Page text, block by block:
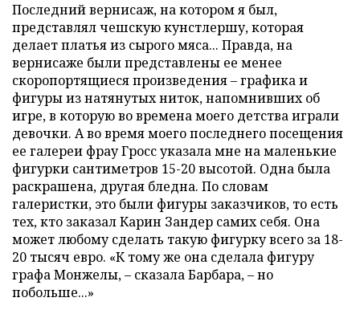
Последний вернисаж, на котором я был,
представлял чешскую кунстлершу, которая
делает платья из сырого мяса... Правда, на
вернисаже были представлены ее менее
скоропортящиеся произведения – графика и
фигуры из натянутых ниток, напомнивших об
игре, в которую во времена моего детства играли
девочки. А во время моего последнего посещения
ее галереи фрау Гросс указала мне на маленькие
фигурки сантиметров 15-20 высотой. Одна была
раскрашена, другая бледна. По словам
галеристки, это были фигуры заказчиков, то есть
тех, кто заказал Карин Зандер самих себя. Она
может любому сделать такую фигурку всего за 18-
20 тысяч евро. «К тому же она сделала фигуру
графа Монжелы, – сказала Барбара, – но
побольше...»